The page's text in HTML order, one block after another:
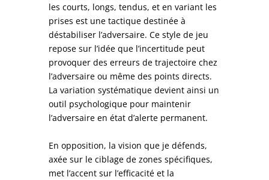
les courts, longs, tendus, et en variant les
prises est une tactique destinée à
déstabiliser l’adversaire. Ce style de jeu
repose sur l’idée que l’incertitude peut
provoquer des erreurs de trajectoire chez
l’adversaire ou même des points directs.
La variation systématique devient ainsi un
outil psychologique pour maintenir
l’adversaire en état d’alerte permanent.
En opposition, la vision que je défends,
axée sur le ciblage de zones spécifiques,
met l’accent sur l’efficacité et la